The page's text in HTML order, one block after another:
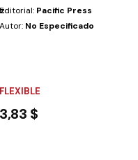
Pacific Press
Autor: No Especificado
FLEXIBLE
3,83 $